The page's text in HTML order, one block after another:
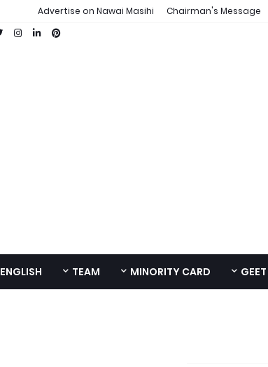
Chairman's Message
Advertise on Nawai Masihi
GEET
MINORITY CARD
TEAM
ENGLISH